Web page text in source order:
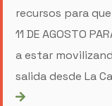
recursos para
11 DE AGOSTO
a estar
salida desde La